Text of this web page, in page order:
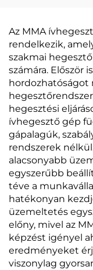
Az MMA
rendelkezik,
szakmai
számára. Először
hordozhatóságot
hegesztési
ívhegesztő gép
gápalagúk,
rendszerek
alacsonyabb
egyszerűbb
téve a
hatékonyan
üzemeltetés
előny, mivel az
képzést igényel
eredményeket
viszonylag